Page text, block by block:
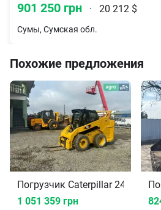
901 250 грн · 20 212 $
Сумы, Сумская обл.
Похожие предложения
Погрузчик Caterpillar 246C 2017
1 051 359 грн